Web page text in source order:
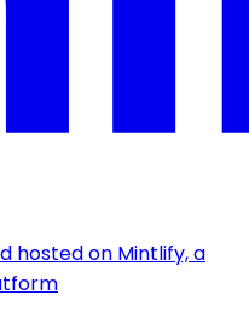
hosted on Mintlify, a